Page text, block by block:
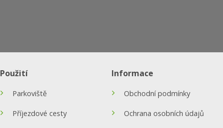
Použití
Parkoviště
Příjezdové cesty
Informace
Obchodní podmínky
Ochrana osobních údajů